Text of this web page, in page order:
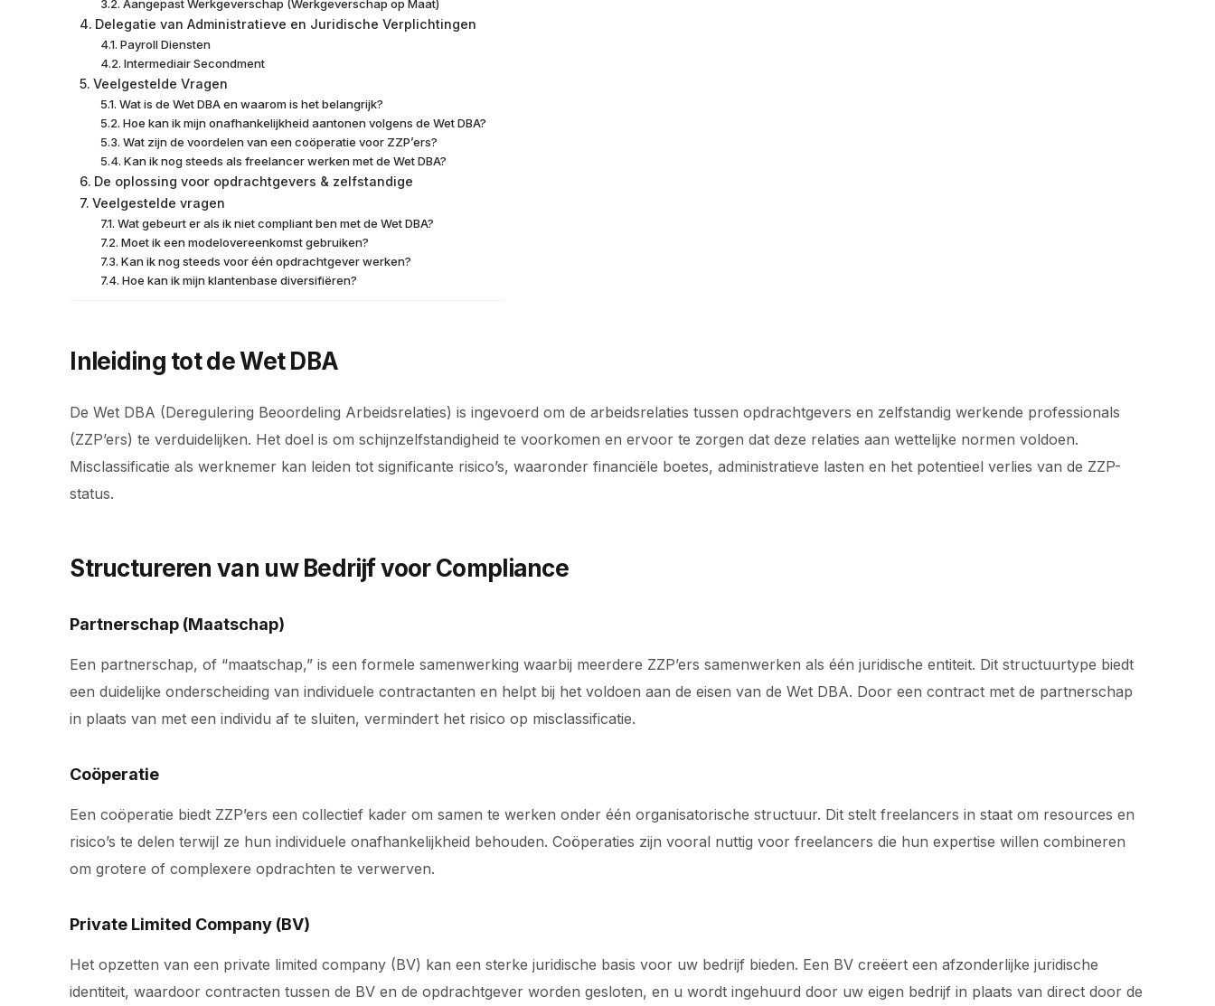
Aangepast Werkgeverschap (Werkgeverschap op Maat)
Delegatie van Administratieve en Juridische Verplichtingen
Payroll Diensten
Intermediair Secondment
Veelgestelde Vragen
Wat is de Wet DBA en waarom is het belangrijk?
Hoe kan ik mijn onafhankelijkheid aantonen volgens de Wet DBA?
Wat zijn de voordelen van een coöperatie voor ZZP’ers?
Kan ik nog steeds als freelancer werken met de Wet DBA?
De oplossing voor opdrachtgevers & zelfstandige
Veelgestelde vragen
Wat gebeurt er als ik niet compliant ben met de Wet DBA?
Moet ik een modelovereenkomst gebruiken?
Kan ik nog steeds voor één opdrachtgever werken?
Hoe kan ik mijn klantenbase diversifiëren?
Inleiding tot de Wet DBA
De Wet DBA (Deregulering Beoordeling Arbeidsrelaties) is ingevoerd om de arbeidsrelaties tussen opdrachtgevers en zelfstandig werkende professionals
(ZZP’ers) te verduidelijken. Het doel is om schijnzelfstandigheid te voorkomen en ervoor te zorgen dat deze relaties aan wettelijke normen voldoen.
Misclassificatie als werknemer kan leiden tot significante risico’s, waaronder financiële boetes, administratieve lasten en het potentieel verlies van de ZZP-
status.
Structureren van uw Bedrijf voor Compliance
Partnerschap (Maatschap)
Een partnerschap, of “maatschap,” is een formele samenwerking waarbij meerdere ZZP’ers samenwerken als één juridische entiteit. Dit structuurtype biedt
een duidelijke onderscheiding van individuele contractanten en helpt bij het voldoen aan de eisen van de Wet DBA. Door een contract met de partnerschap
in plaats van met een individu af te sluiten, vermindert het risico op misclassificatie.
Coöperatie
Een coöperatie biedt ZZP’ers een collectief kader om samen te werken onder één organisatorische structuur. Dit stelt freelancers in staat om resources en
risico’s te delen terwijl ze hun individuele onafhankelijkheid behouden. Coöperaties zijn vooral nuttig voor freelancers die hun expertise willen combineren
om grotere of complexere opdrachten te verwerven.
Private Limited Company (BV)
Het opzetten van een private limited company (BV) kan een sterke juridische basis voor uw bedrijf bieden. Een BV creëert een afzonderlijke juridische
identiteit, waardoor contracten tussen de BV en de opdrachtgever worden gesloten, en u wordt ingehuurd door uw eigen bedrijf in plaats van direct door de